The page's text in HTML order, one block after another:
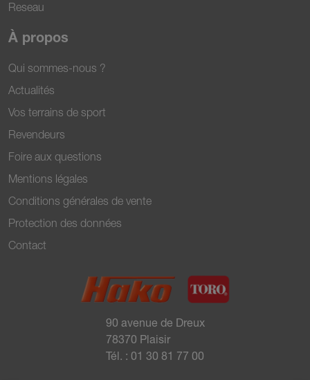
Reseau
À propos
Qui sommes-nous ?
Actualités
Vos terrains de sport
Revendeurs
Foire aux questions
Mentions légales
Conditions générales de vente
Protection des données
Contact
90 avenue de Dreux
78370 Plaisir
Tél. : 01 30 81 77 00